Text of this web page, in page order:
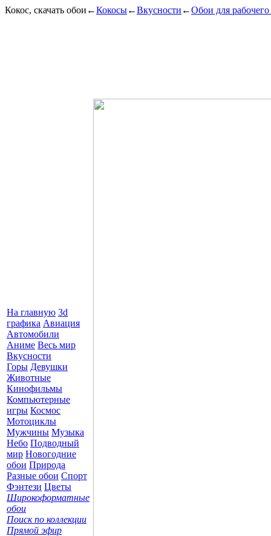
Кокос, скачать обои ←Кокосы←Вкусности ←Обои для рабочего
На главную 3d
графика Авиация
Автомобили
Аниме Весь мир
Вкусности
Горы Девушки
Животные
Кинофильмы
Компьютерные
игры Космос
Мотоциклы
Мужчины Музыка
Небо Подводный
мир Новогодние
обои Природа
Разные обои Спорт
Фэнтези Цветы
Широкоформатные
обои
Поиск по коллекции
Прямой эфир